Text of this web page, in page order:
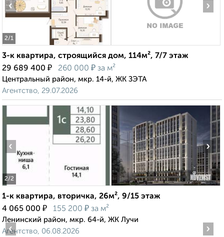
2/1
‹ ›
3-к квартира, строящийся дом, 114м², 7/7 этаж
29 689 400 ₽ 260 000 ₽ за м²
Центральный район, мкр. 14-й, ЖК ЗЭТА
Агентство, 29.07.2026
2/2
‹ ›
1-к квартира, вторичка, 26м², 9/15 этаж
4 065 000 ₽ 155 200 ₽ за м²
Ленинский район, мкр. 64-й, ЖК Лучи
Агентство, 06.08.2026
‹ ›